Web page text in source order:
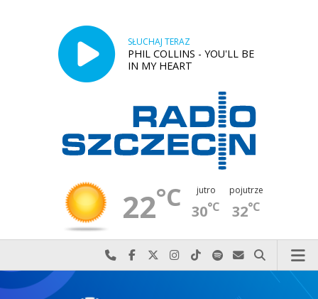
SŁUCHAJ TERAZ
PHIL COLLINS - YOU'LL BE
IN MY HEART
22°C jutro
30°C
pojutrze
32°C
Najlepiej po prostu do nas zadzwoń
Odwiedź nas na Facebook-u
Odwiedź nas na X
Odwiedź nas na Instagram-ie
Odwiedź nas na TikTok-u
Szukaj nas na Spotify
Wyślij do nas
Szukaj